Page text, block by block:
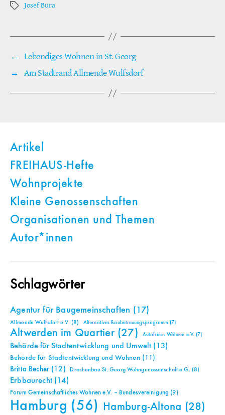
Schlagwörter
Josef Bura
← Lebendiges Wohnen in St. Georg
→ Am Stadtrand Allmende Wulfsdorf
Artikel
FREIHAUS-Hefte
Wohnprojekte
Kleine Genossenschaften
Organisationen und Themen
Autor*innen
Schlagwörter
Agentur für Baugemeinschaften (17)
Allmende Wulfsdorf e.V. (8) Alternatives Baubetreuungsprogramm (7)
Altwerden im Quartier(27) Autofreies Wohnen e.V. (7)
Behörde für Stadtentwicklung und Umwelt (13)
Behörde für Stadtentwicklung und Wohnen(11)
Britta Becher(12) Drachenbau St. Georg Wohngenossenschaft e.G. (8)
Erbbaurecht(14)
Forum Gemeinschaftliches Wohnen e.V. – Bundesvereinigung (9)
Hamburg (56) Hamburg-Altona (28)